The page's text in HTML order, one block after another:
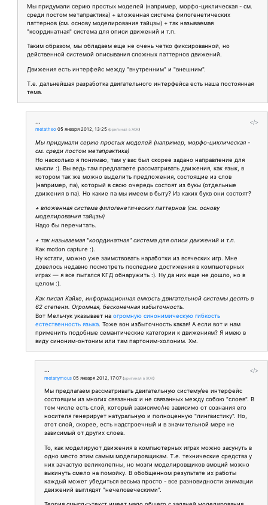
Мы придумали серию простых моделей (например, морфо-циклическая - см.
среди постом метапрактика) + вложенная система филогенетических
паттернов (см. основу моделирования тайцзы) + так называемая
"координатная" система для описи движений и т.п.
Таким образом, мы обладаем еще не очень четко фиксированной, но
действенной системой описывания сложных паттернов движений.
Движения есть интерфейс между "внутренним" и "внешним".
Т.е. дальнейшая разработка двигательного интерфейса есть наша постоянная
тема.
</>
...
metatheo 05 января 2012, 13:25 (оригинал в ЖЖ)
Мы придумали серию простых моделей (например, морфо-циклическая -
см. среди постом метапрактика)
Но насколько я понимаю, там у вас был скорее задано направление для
мысли :). Вы ведь там предлагаете рассматривать движения, как язык, в
котором так же можно выделить предложения, состоящие из слов
(например, па), который в свою очередь состоят из букы (отдельные
движения в па). Но какие па мы имеем в быту? Из каких букв они состоят?
+ вложенная система филогенетических паттернов (см. основу
моделирования тайцзы)
Надо бы перечитать.
+ так называемая "координатная" система для описи движений и т.п.
Как motion capture :).
Ну кстати, можно уже заимствовать наработки из всяческих игр. Мне
довелось недавно посмотреть последние достижения в компьютерных
играх — я все пытался КГД обнаружить :). Ну да них еще не дошло, но в
целом :).
Как писал Кайхе, информационная емкость двигательной системы десять в
62 степени. Огромная, бесконечная избыточность.
Вот Мельчук указывает наогромную синонимическую гибкость
естественность языка . Тоже вон избыточность какая! А если вот и нам
применить подобные семантические категории к движениям? Я имею в
виду синоним-онтоним или там партоним-холоним. Хм.
</>
...
metanymous 05 января 2012, 17:07 (оригинал в ЖЖ)
Мы предлагаем рассматривать двигательную систему/ее интерфейс
состоящим из многих связанных и не связанных между собою "слоев". В
том числе есть слой, который зависимо/не зависимо от сознания его
носителя генерирует натуральную и полноценную "лингвистику". Но,
этот слой, скорее, есть надстроечный и в значительной мере не
зависимый от других слоев.
То, как моделируют движения в компьютерных играх можно засунуть в
одно место этим самым моделировщикам. Т.е. технические средства у
них зачастую великолепны, но мозги моделировщиков эмоций можно
выкинуть смело на помойку. В обобщенном результате их работы
каждый может убедиться весьма просто - все разновидности анимации
движений выглядят "нечеловеческими".